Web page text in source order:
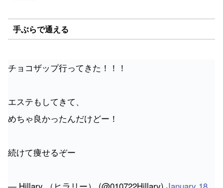
手ぶらで通える
チョコザップ行ってきた！！！
エステもしてきて、
めちゃ良かったんだけどー！
続けて痩せるぞー
— Hillary （ヒラリー） (@010722Hillary) January 18,